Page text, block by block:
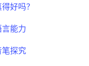
好吗？
能力
探究